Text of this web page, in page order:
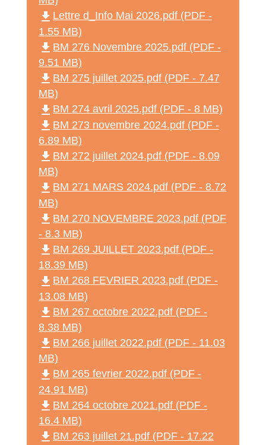
file_download Lettre d_Info Mai 2026.pdf (PDF -
1.55 MB)
file_download BM 276 Novembre 2025.pdf (PDF -
9.51 MB)
file_download BM 275 juillet 2025.pdf (PDF - 7.47
MB)
file_download BM 274 avril 2025.pdf (PDF - 8 MB)
file_download BM 273 novembre 2024.pdf (PDF -
6.89 MB)
file_download BM 272 juillet 2024.pdf (PDF - 8.09
MB)
file_download BM 271 MARS 2024.pdf (PDF - 8.72
MB)
file_download BM 270 NOVEMBRE 2023.pdf (PDF
- 8.3 MB)
file_download BM 269 JUILLET 2023.pdf (PDF -
18.39 MB)
file_download BM 268 FEVRIER 2023.pdf (PDF -
13.08 MB)
file_download BM 267 octobre 2022.pdf (PDF -
8.38 MB)
file_download BM 266 juillet 2022.pdf (PDF - 11.03
MB)
file_download BM 265 fevrier 2022.pdf (PDF -
24.91 MB)
file_download BM 264 octobre 2021.pdf (PDF -
16.4 MB)
file_download BM 263 juillet 21.pdf (PDF - 17.22